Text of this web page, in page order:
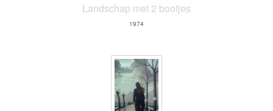
Landschap met 2 bootjes
1974